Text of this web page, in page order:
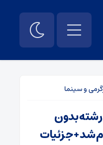
و سینما
رشته بدون
شد + جزئیات